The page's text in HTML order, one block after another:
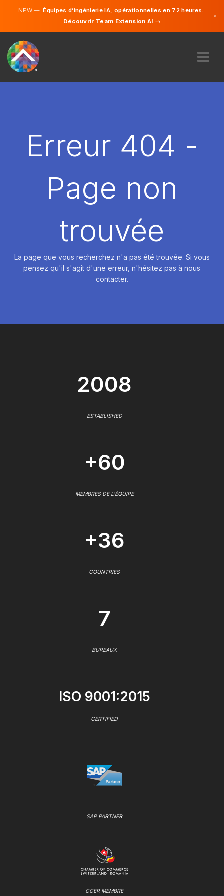
NEW —Équipes d’ingénierie IA, opérationnelles en 72 heures.
Découvrir Team Extension AI →
×
DÉMARRER
Erreur 404 -
Page non
trouvée
La page que vous recherchez n'a pas été trouvée. Si vous
pensez qu'il s'agit d'une erreur, n'hésitez pas à nous
contacter.
2008
ESTABLISHED
+60
MEMBRES DE L'ÉQUIPE
+36
COUNTRIES
7
BUREAUX
ISO 9001:2015
CERTIFIED
SAP PARTNER
CCER MEMBRE